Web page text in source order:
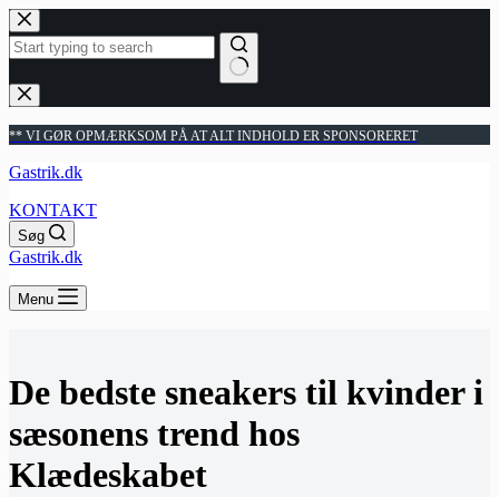
Fortsæt
til
indhold
Ingen
resultater
** VI GØR OPMÆRKSOM PÅ AT ALT INDHOLD ER SPONSORERET
Gastrik.dk
KONTAKT
Søg
Gastrik.dk
Menu
De bedste sneakers til kvinder i
sæsonens trend hos
Klædeskabet